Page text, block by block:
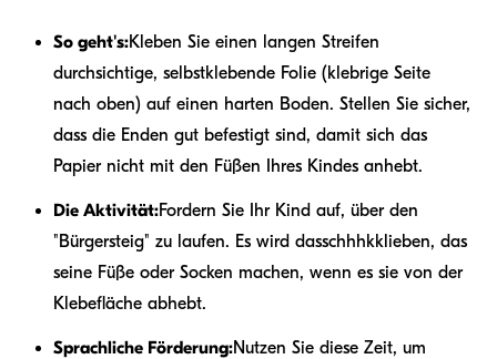
So geht's:Kleben Sie einen langen Streifen
durchsichtige, selbstklebende Folie (klebrige Seite
nach oben) auf einen harten Boden. Stellen Sie sicher,
dass die Enden gut befestigt sind, damit sich das
Papier nicht mit den Füßen Ihres Kindes anhebt.
Die Aktivität:Fordern Sie Ihr Kind auf, über den
"Bürgersteig" zu laufen. Es wird dasschhhkk lieben, das
seine Füße oder Socken machen, wenn es sie von der
Klebefläche abhebt.
Sprachliche Förderung:Nutzen Sie diese Zeit, um